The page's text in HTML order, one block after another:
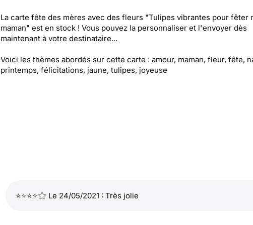
La carte fête des mères avec des fleurs "Tulipes vibrantes pour fêter
maman" est en stock ! Vous pouvez la personnaliser et l'envoyer dès
maintenant à votre destinataire...
Voici les thèmes abordés sur cette carte : amour, maman, fleur, fête,
printemps, félicitations, jaune, tulipes, joyeuse
⭐⭐⭐⭐ Le 24/05/2021 : Très jolie